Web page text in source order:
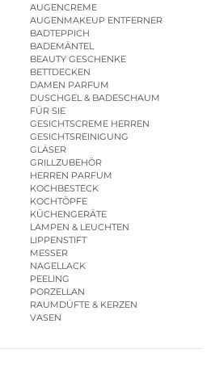
AUGENCREME
AUGENMAKEUP ENTFERNER
BADTEPPICH
BADEMÄNTEL
BEAUTY GESCHENKE
BETTDECKEN
DAMEN PARFUM
DUSCHGEL & BADESCHAUM
FÜR SIE
GESICHTSCREME HERREN
GESICHTSREINIGUNG
GLÄSER
GRILLZUBEHÖR
HERREN PARFUM
KOCHBESTECK
KOCHTÖPFE
KÜCHENGERÄTE
LAMPEN & LEUCHTEN
LIPPENSTIFT
MESSER
NAGELLACK
PEELING
PORZELLAN
RAUMDÜFTE & KERZEN
VASEN